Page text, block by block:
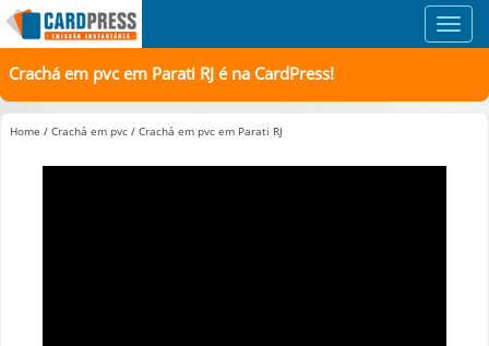
Crachá em pvc em Parati RJ é na CardPress!
Home / Crachá em pvc / Crachá em pvc em Parati RJ